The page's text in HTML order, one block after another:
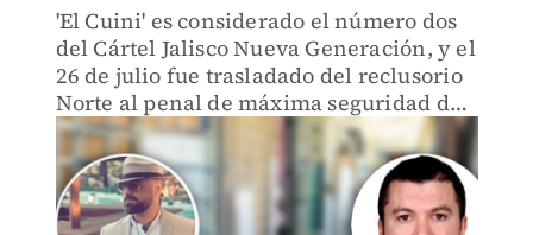
'El Cuini' es considerado el número dos
del Cártel Jalisco Nueva Generación, y el
26 de julio fue trasladado del reclusorio
Norte al penal de máxima seguridad de
Almoloya en Estado de México.